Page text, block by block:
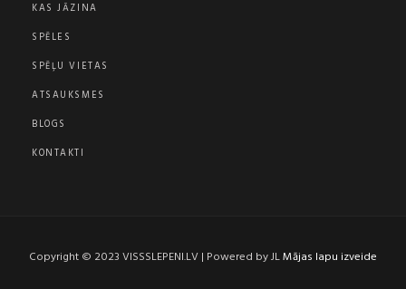
KAS JĀZINA
SPĒLES
SPĒĻU VIETAS
ATSAUKSMES
BLOGS
KONTAKTI
Copyright © 2023 VISSSLEPENI.LV | Powered by JLMājas lapu izveide